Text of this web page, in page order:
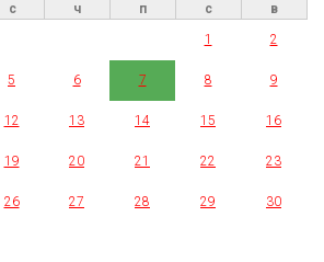
с ч п с
в
1
2
5 6 7 8 9
12 13 14 15 16
19 20 21 22 23
26 27 28 29 30